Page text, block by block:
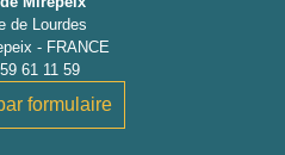
de Lourdes
- FRANCE
61 11 59
formulaire